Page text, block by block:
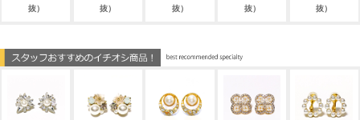
抜）
抜）
抜）
抜）
抜）